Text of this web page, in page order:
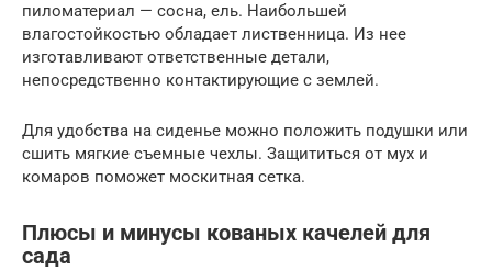
пиломатериал — сосна, ель. Наибольшей
влагостойкостью обладает лиственница. Из нее
изготавливают ответственные детали,
непосредственно контактирующие с землей.
Для удобства на сиденье можно положить подушки или
сшить мягкие съемные чехлы. Защититься от мух и
комаров поможет москитная сетка.
Плюсы и минусы кованых качелей для
сада